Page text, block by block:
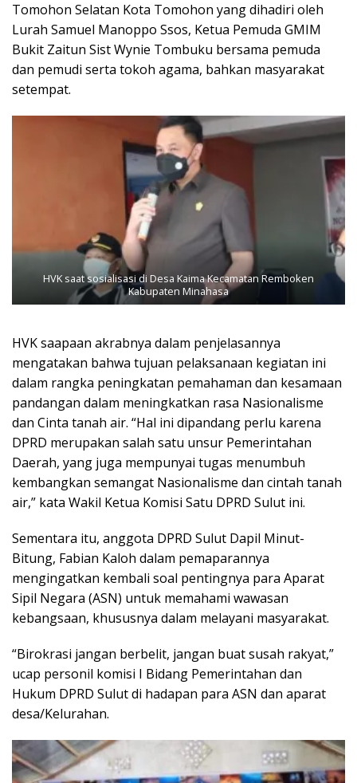
Tomohon Selatan Kota Tomohon yang dihadiri oleh
Lurah Samuel Manoppo Ssos, Ketua Pemuda GMIM
Bukit Zaitun Sist Wynie Tombuku bersama pemuda
dan pemudi serta tokoh agama, bahkan masyarakat
setempat.
HVK saat sosialisasi di Desa Kaima Kecamatan Remboken
Kabupaten Minahasa
HVK saapaan akrabnya dalam penjelasannya
mengatakan bahwa tujuan pelaksanaan kegiatan ini
dalam rangka peningkatan pemahaman dan kesamaan
pandangan dalam meningkatkan rasa Nasionalisme
dan Cinta tanah air. “Hal ini dipandang perlu karena
DPRD merupakan salah satu unsur Pemerintahan
Daerah, yang juga mempunyai tugas menumbuh
kembangkan semangat Nasionalisme dan cintah tanah
air,” kata Wakil Ketua Komisi Satu DPRD Sulut ini.
Sementara itu, anggota DPRD Sulut Dapil Minut-
Bitung, Fabian Kaloh dalam pemaparannya
mengingatkan kembali soal pentingnya para Aparat
Sipil Negara (ASN) untuk memahami wawasan
kebangsaan, khususnya dalam melayani masyarakat.
“Birokrasi jangan berbelit, jangan buat susah rakyat,”
ucap personil komisi I Bidang Pemerintahan dan
Hukum DPRD Sulut di hadapan para ASN dan aparat
desa/Kelurahan.